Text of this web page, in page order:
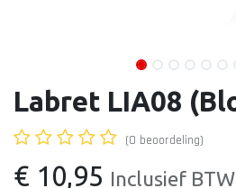
Labret LIA08
(0 beoordeling)
€ 10,95 Inclusief BTW